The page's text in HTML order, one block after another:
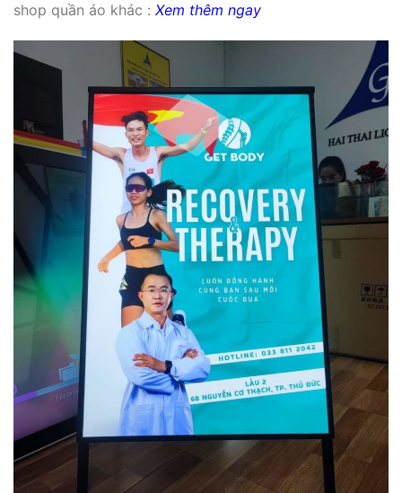
shop quần áo khác : Xem thêm ngay